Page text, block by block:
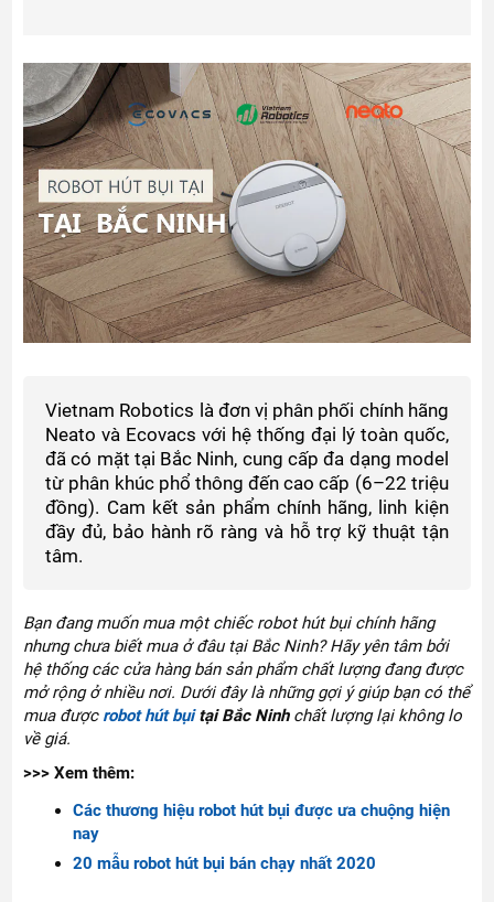
Vietnam Robotics là đơn vị phân phối chính hãng
Neato và Ecovacs với hệ thống đại lý toàn quốc,
đã có mặt tại Bắc Ninh, cung cấp đa dạng model
từ phân khúc phổ thông đến cao cấp (6–22 triệu
đồng). Cam kết sản phẩm chính hãng, linh kiện
đầy đủ, bảo hành rõ ràng và hỗ trợ kỹ thuật tận
tâm.
Bạn đang muốn mua một chiếc robot hút bụi chính hãng
nhưng chưa biết mua ở đâu tại Bắc Ninh? Hãy yên tâm bởi
hệ thống các cửa hàng bán sản phẩm chất lượng đang được
mở rộng ở nhiều nơi. Dưới đây là những gợi ý giúp bạn có thể
mua được robot hút bụitại Bắc Ninhchất lượng lại không lo
về giá.
>>> Xem thêm:
Các thương hiệu robot hút bụi được ưa chuộng hiện
nay
20 mẫu robot hút bụi bán chạy nhất 2020